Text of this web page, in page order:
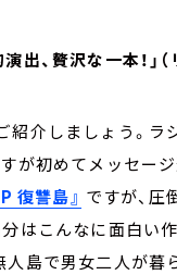
、贅沢な一本！」（
介しましょう。ラ
が初めてメッセー
復讐島』 ですが、圧
分はこんなに面白い
人島で男女二人が暮